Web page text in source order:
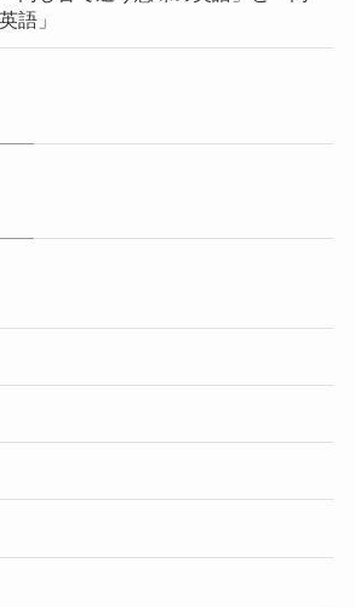
語」